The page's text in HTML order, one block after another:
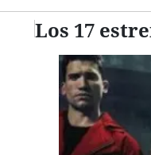
Los 17